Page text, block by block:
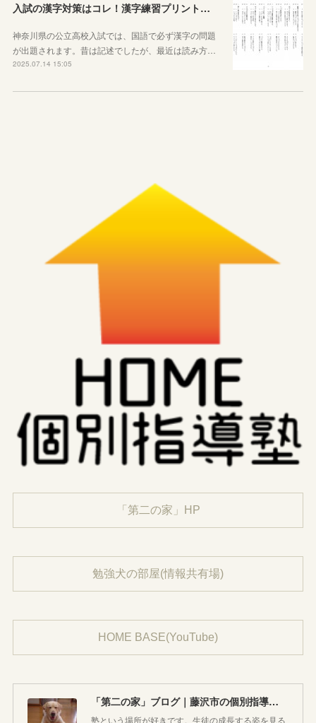
入試の漢字対策はコレ！漢字練習プリントのご紹介！
神奈川県の公立高校入試では、国語で必ず漢字の問題
が出題されます。昔は記述でしたが、最近は読み方…
2025.07.14 15:05
「第二の家」HP
勉強犬の部屋(情報共有場)
HOME BASE(YouTube)
「第二の家」ブログ｜藤沢市の個別指導塾のお話
塾という場所が好きです。生徒の成長する姿を見る